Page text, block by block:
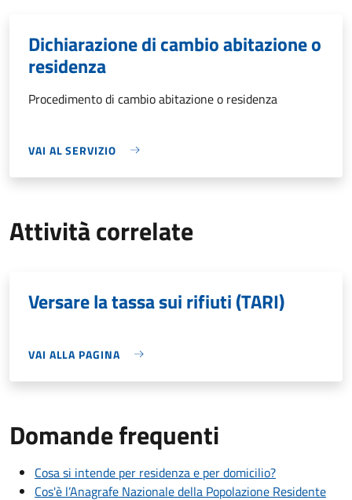
Dichiarazione di cambio abitazione o
residenza
Procedimento di cambio abitazione o residenza
VAI AL SERVIZIO
Attività correlate
Versare la tassa sui rifiuti (TARI)
VAI ALLA PAGINA
Domande frequenti
Cosa si intende per residenza e per domicilio?
Cos'è l’Anagrafe Nazionale della Popolazione Residente